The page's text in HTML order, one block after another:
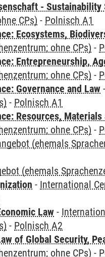
- Sustainability
CPs) - Polnisch A1
Ecosystems,
ohne CPs) -
Entrepreneurship,
ohne CPs) -
Governance and Law -
- Polnisch A1
Resources, Materials
ohne CPs) -
(ehemals
(ehemals
- International
Law -
- Polnisch A2
of Global Security,
ohne CPs) -